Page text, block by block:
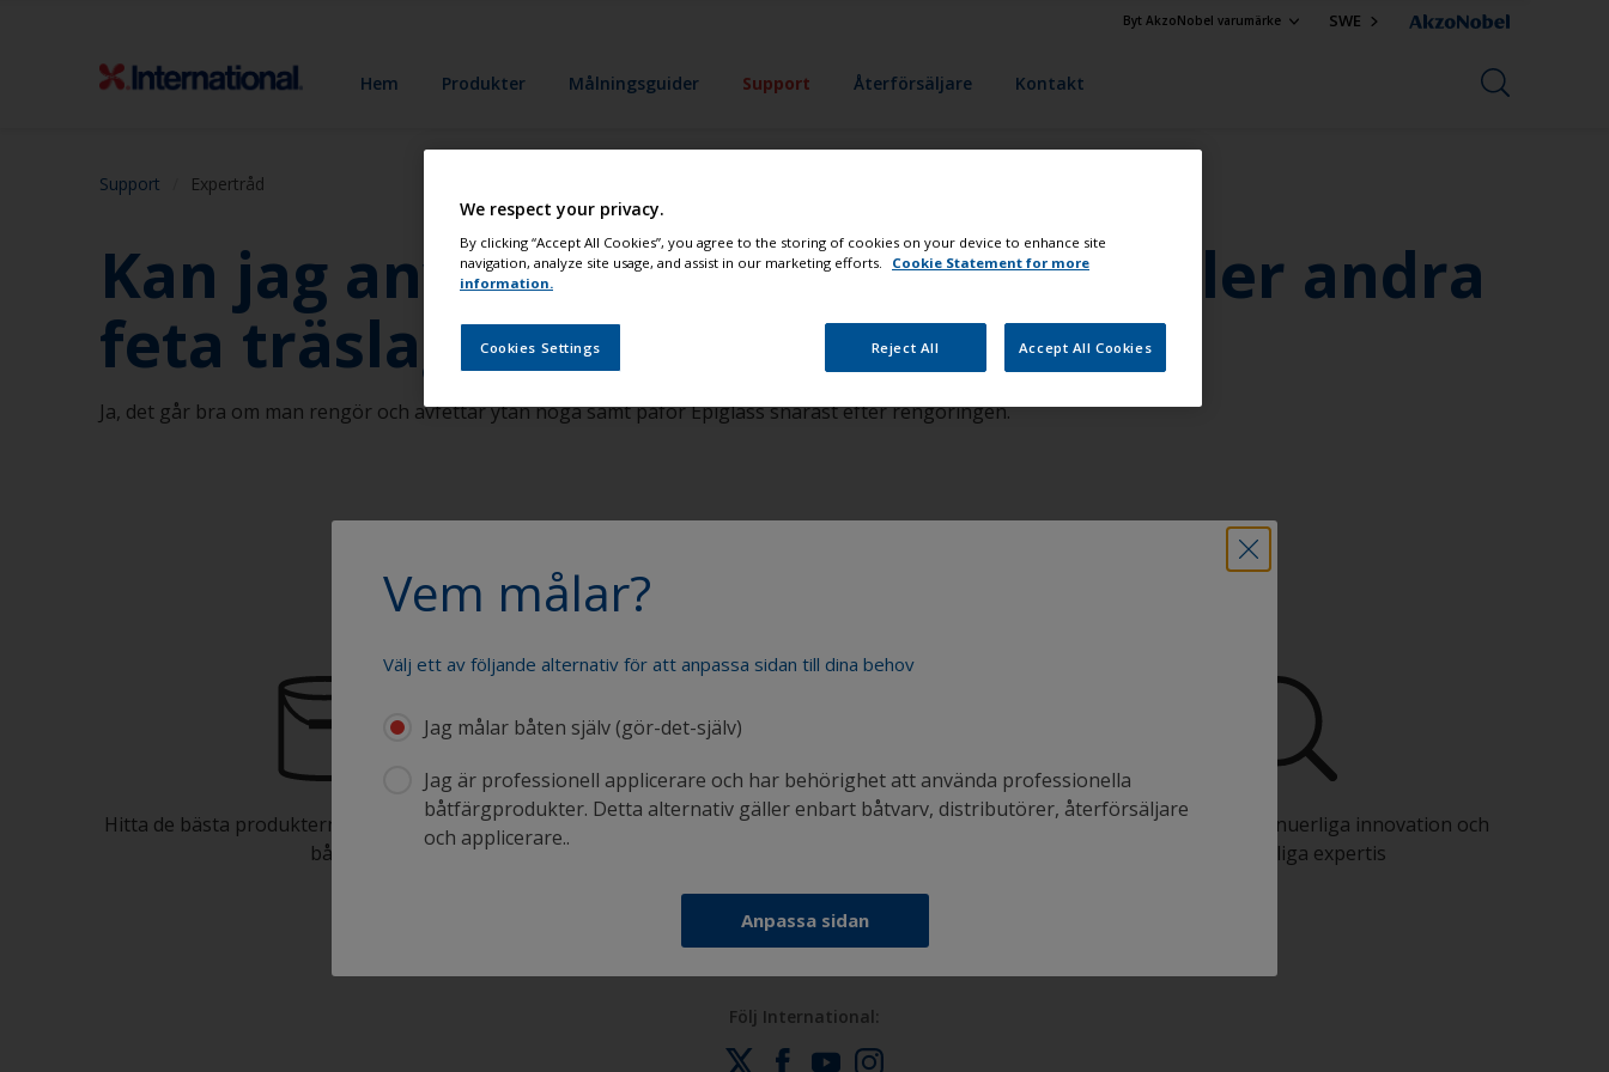
Byt AkzoNobel varumärke SWE
Hem Produkter Målningsguider Support Återförsäljare Kontakt
Support Expertråd
Kan jag använda Epiglass på teak eller andra
feta träslag?
Ja, det går bra om man rengör och avfettar ytan noga samt påför Epiglass snarast efter rengöringen.
Vem målar?
Välj ett av följande alternativ för att anpassa sidan till dina behov
Jag målar båten själv (gör-det-själv)
Jag är professionell applicerare och har behörighet att använda professionella
båtfärgprodukter. Detta alternativ gäller enbart båtvarv, distributörer, återförsäljare
och applicerare..
Anpassa sidan
Måla din båt som ett proffs
Hitta de bästa produkterna för att underhålla din
båt
Få allt stöd du behöver för att måla din båt med
Dra nytta av vår kontinuerliga innovation och
vetenskapliga expertis
Följ International:
We respect your privacy.
By clicking “Accept All Cookies”, you agree to the storing of cookies on your device to enhance site
navigation, analyze site usage, and assist in our marketing efforts.
Cookie Statement for more
information.
Cookies Settings Reject All Accept All Cookies